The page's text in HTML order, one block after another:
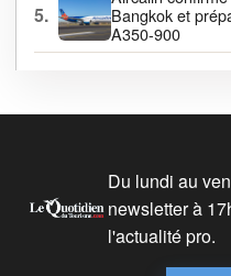
5.
Bangkok et
A350-900
Du lundi au
newsletter à
l'actualité pro.